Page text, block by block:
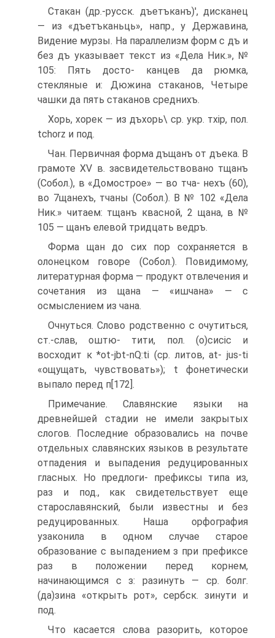
Стакан (др.-русск. дъетъканъ)', дисканец
— из «дъетъканьць», напр., у Державина,
Видение мурзы. На параллелизм форм с дъ и
без дъ указывает текст из «Дела Ник.», №
105: Пять досто- канцев да рюмка,
стекляные и: Дюжина стаканов, Четыре
чашки да пять стаканов среднихъ.
Хорь, хорек — из дъхорь\ ср. укр. тхір, пол.
tchorz и под.
Чан. Первичная форма дъщанъ от дъека. В
грамоте XV в. засвидетельствовано тщанъ
(Собол.), в «Домострое» — во тча- нехъ (60),
во 7щанехъ, тчаны (Собол.). В № 102 «Дела
Ник.» читаем: тщанъ квасной, 2 щана, в №
105 — щанъ елевой тридцать ведръ.
Форма щан до сих пор сохраняется в
олонецком говоре (Собол.). Повидимому,
литературная форма — продукт отвлечения и
сочетания из щана — «ишчана» — с
осмыслением из чана.
Очнуться. Слово родственно с очутиться,
ст.-слав, оштю- тити, пол. (о)сисіс и
восходит к *ot-jbt-nQ:ti (ср. литов, at- jus-ti
«ощущать, чувствовать»); t фонетически
выпало перед п[172].
Примечание. Славянские языки на
древнейшей стадии не имели закрытых
слогов. Последние образовались на почве
отдельных славянских языков в результате
отпадения и выпадения редуцированных
гласных. Но предлоги- префиксы типа из,
раз и под., как свидетельствует еще
старославянский, были известны и без
редуцированных. Наша орфография
узаконила в одном случае старое
образование с выпадением з при префиксе
раз в положении перед корнем,
начинающимся с з: разинуть — ср. болг.
(да)зина «открыть рот», сербск. зинути и
под.
Что касается слова разорить, которое